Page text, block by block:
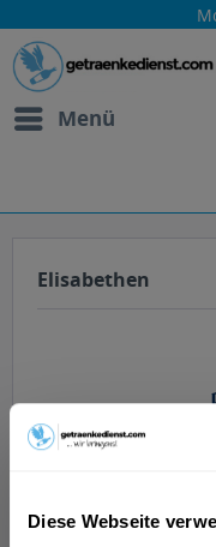
Diese Webseite
Menü
Elisabethen